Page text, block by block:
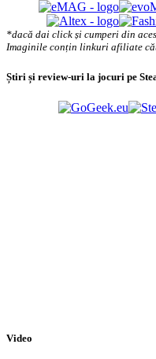
*dacă dai click și cumperi din
Imaginile conțin linkuri afiliate
Știri și review-uri la jocuri pe
Video